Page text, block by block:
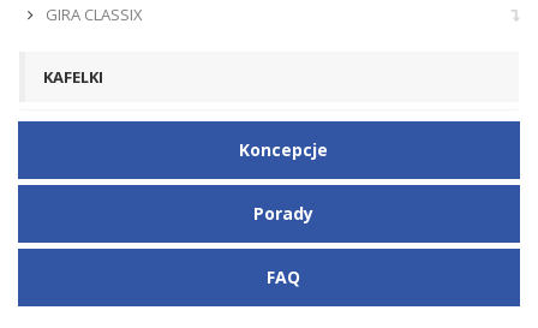
GIRA CLASSIX
KAFELKI
Koncepcje
Porady
FAQ